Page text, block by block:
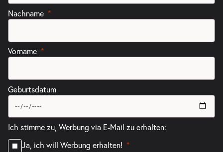
Nachname
Vorname
Geburtsdatum
Ich stimme zu, Werbung via E-Mail zu erhalten:
Ja, ich will Werbung erhalten!